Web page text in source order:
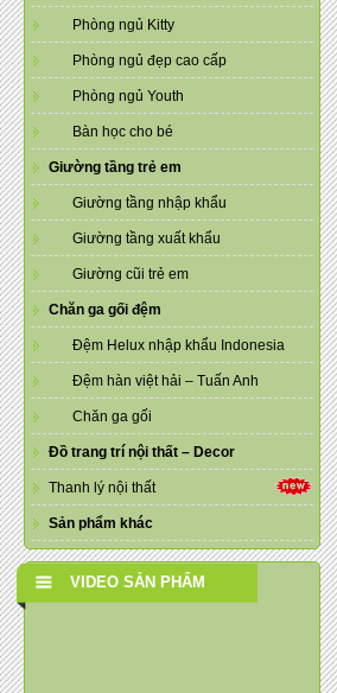
Phòng ngủ Kitty
Phòng ngủ đẹp cao cấp
Phòng ngủ Youth
Bàn học cho bé
Giường tầng trẻ em
Giường tầng nhập khẩu
Giường tầng xuất khẩu
Giường cũi trẻ em
Chăn ga gối đệm
Đệm Helux nhập khẩu Indonesia
Đệm hàn việt hải – Tuấn Anh
Chăn ga gối
Đồ trang trí nội thất – Decor
Thanh lý nội thất
Sản phẩm khác
VIDEO SẢN PHẨM